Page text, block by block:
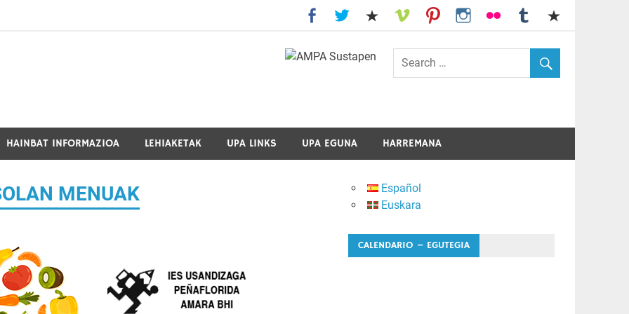
HAINBAT INFORMAZIOA LEHIAKETAK UPA LINKS UPA EGUNA HARREMANA
MENUAK
Español
Euskara
CALENDARIO – EGUTEGIA